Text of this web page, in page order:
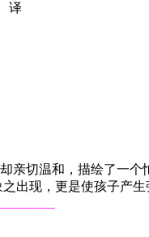
译
切温和，描绘了一
出现，更是使孩子产生